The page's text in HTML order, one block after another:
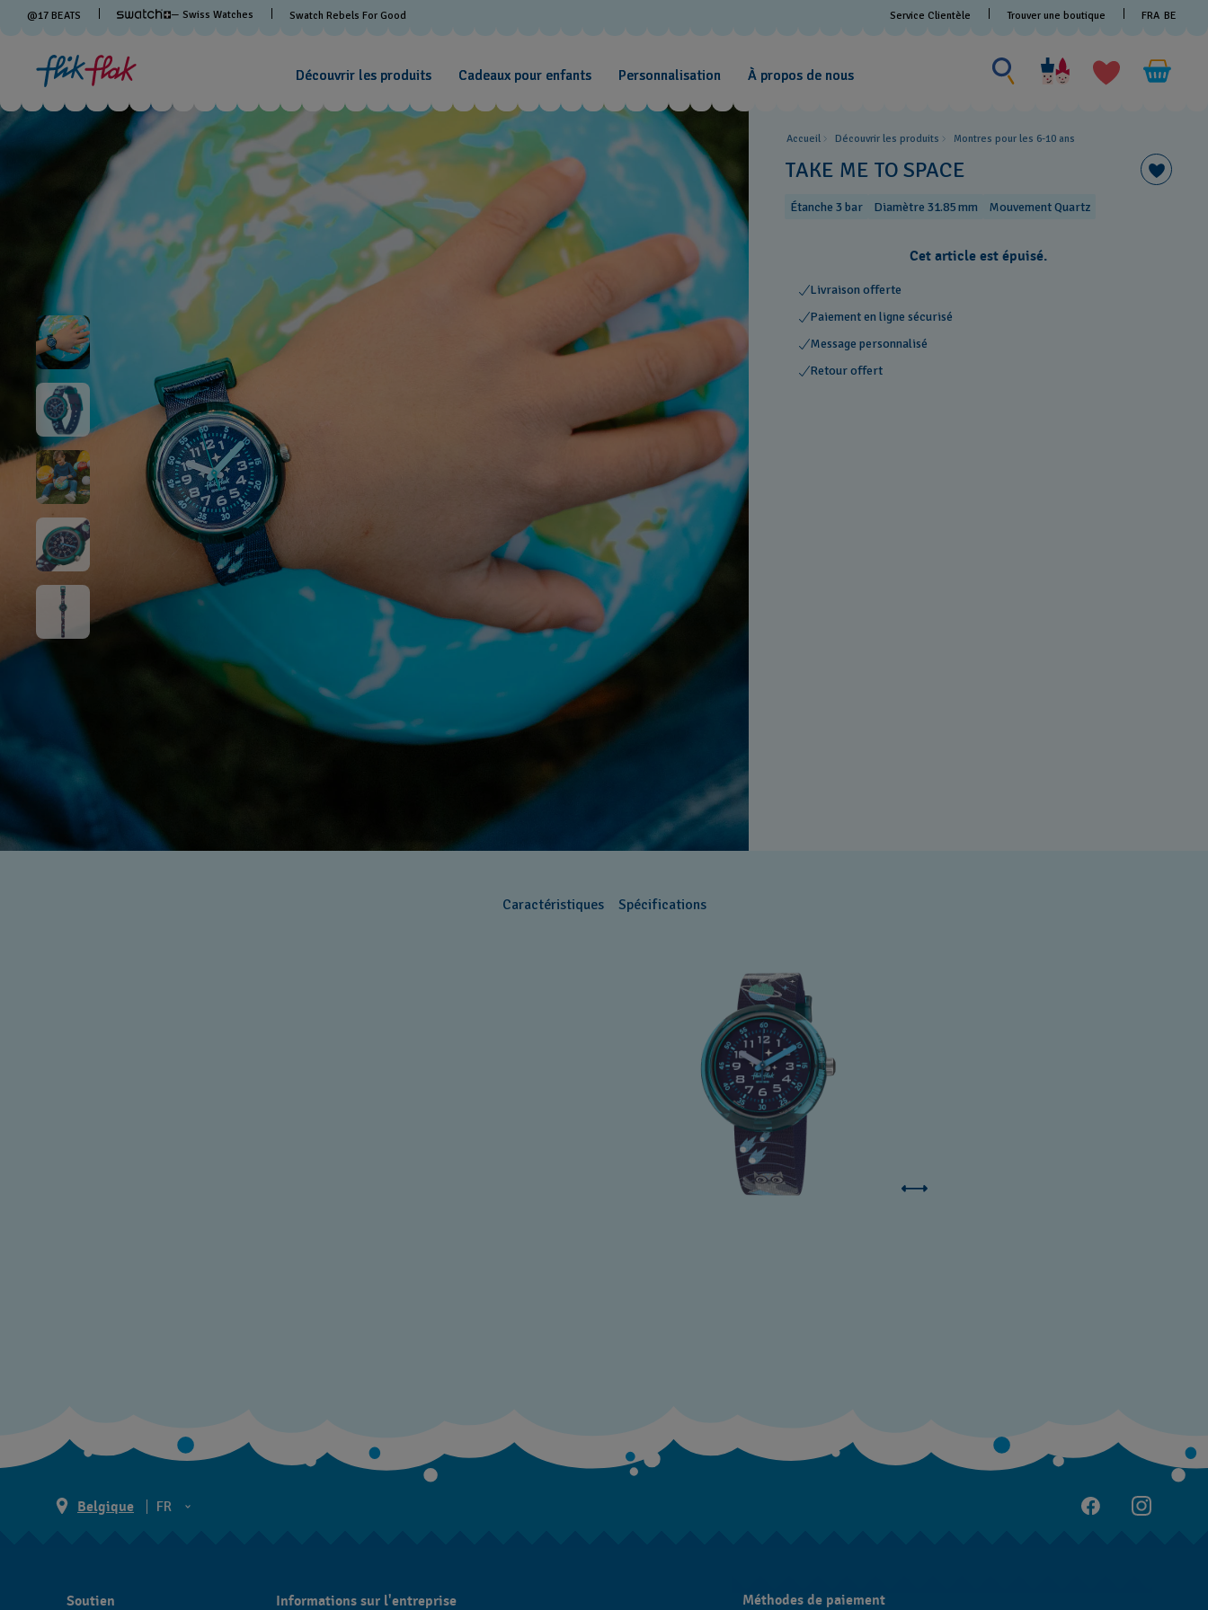
@17 BEATS — Swiss Watches Swatch Rebels For Good Service Clientèle Trouver une boutique FRA BE
Découvrir les produits Cadeaux pour enfants Personnalisation À propos de nous
Rechercher
un
produit
Accueil Découvrir les produits Montres pour les 6-10 ans
TAKE ME TO SPACE
Étanche 3 bar Diamètre 31.85 mm Mouvement Quartz
Cet article est épuisé.
Livraison offerte
Paiement en ligne sécurisé
Message personnalisé
Retour offert
Caractéristiques Spécifications
Belgique
FR
Soutien
Informations sur l'entreprise Méthodes de paiement